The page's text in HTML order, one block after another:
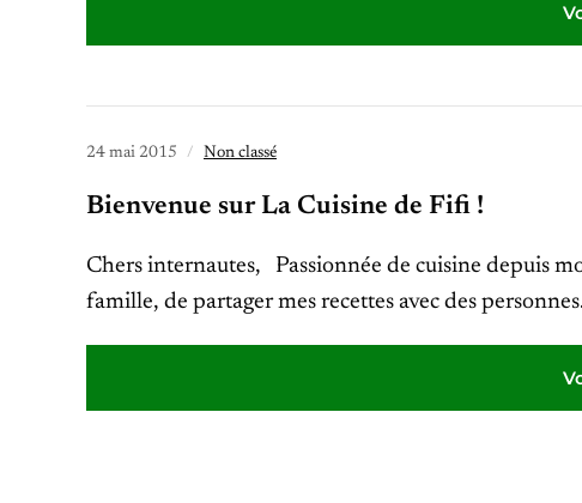
24 mai 2015 Non classé
Bienvenue sur La Cuisine de Fifi !
Chers internautes, Passionnée de cuisine depuis
famille, de partager mes recettes avec des